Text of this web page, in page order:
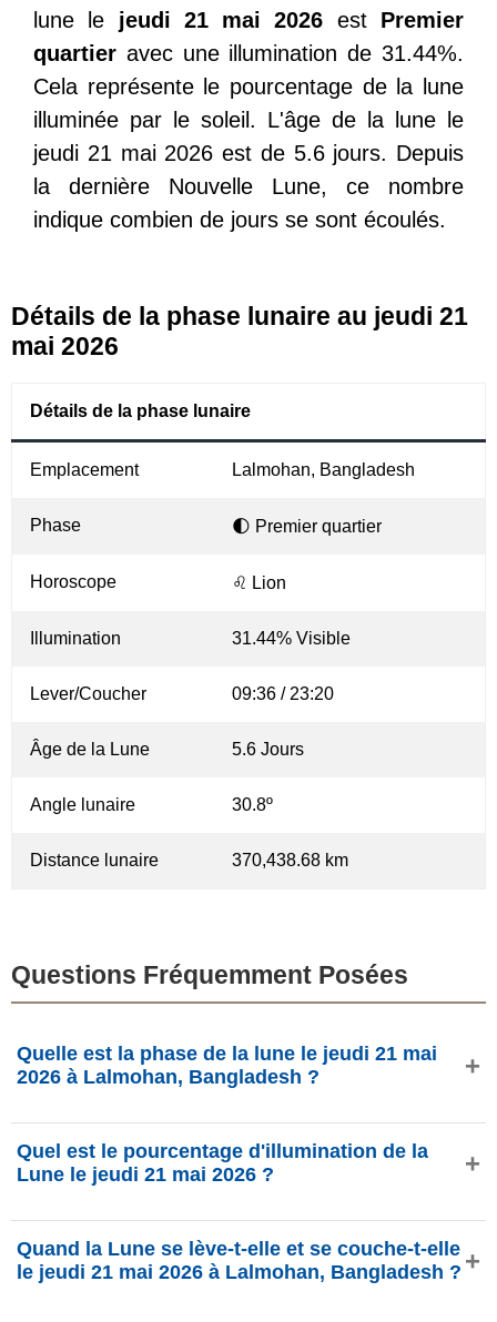
lune le jeudi 21 mai 2026 est Premier
quartier avec une illumination de 31.44%.
Cela représente le pourcentage de la lune
illuminée par le soleil. L'âge de la lune le
jeudi 21 mai 2026 est de 5.6 jours. Depuis
la dernière Nouvelle Lune, ce nombre
indique combien de jours se sont écoulés.
Détails de la phase lunaire au jeudi 21
mai 2026
Détails de la phase lunaire
Emplacement Lalmohan, Bangladesh
Phase 🌓 Premier quartier
Horoscope ♌ Lion
Illumination 31.44% Visible
Lever/Coucher 09:36 / 23:20
Âge de la Lune 5.6 Jours
Angle lunaire 30.8º
Distance lunaire 370,438.68 km
Questions Fréquemment Posées
Quelle est la phase de la lune le jeudi 21 mai
2026 à Lalmohan, Bangladesh ?
dans la phase Premier quartier avec 31.44% d'illumination,
elle a 5.6 jours et se situe dans la constellation Cancer (♋).
Quel est le pourcentage d'illumination de la
Lune le jeudi 21 mai 2026 ?
31.44%, selon phasesmoon.com.
Quand la Lune se lève-t-elle et se couche-t-elle
le jeudi 21 mai 2026 à Lalmohan, Bangladesh ?